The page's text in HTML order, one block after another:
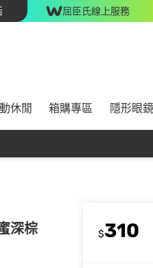
屈臣氏線上服務
休閒 箱購專區 隱形眼鏡
深棕
$310